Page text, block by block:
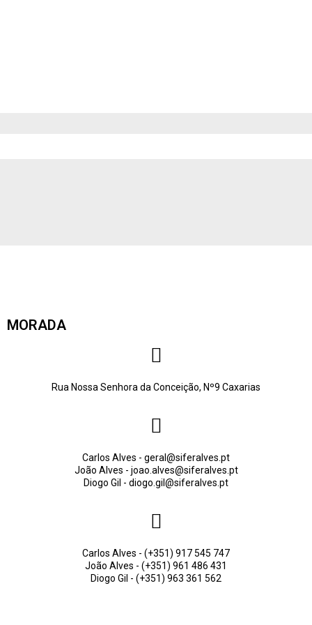
MORADA
Rua Nossa Senhora da Conceição, Nº9 Caxarias
Carlos Alves - geral@siferalves.pt
João Alves - joao.alves@siferalves.pt
Diogo Gil - diogo.gil@siferalves.pt
Carlos Alves - (+351) 917 545 747
João Alves - (+351) 961 486 431
Diogo Gil - (+351) 963 361 562